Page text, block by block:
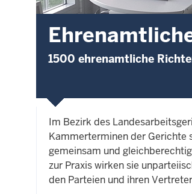
1500 ehrenamtliche
Im Bezirk des
Kammerterminen der Gerichte
gemeinsam und
zur Praxis wirken sie
den Parteien und ihren